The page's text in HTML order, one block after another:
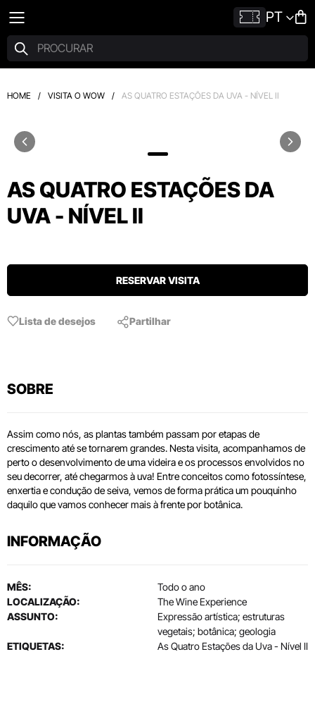
PT
HOME / VISITA O WOW / AS QUATRO ESTAÇÕES DA UVA - NÍVEL II
AS QUATRO ESTAÇÕES DA
UVA - NÍVEL II
RESERVAR VISITA
Lista de desejos Partilhar
SOBRE
Assim como nós, as plantas também passam por etapas de
crescimento até se tornarem grandes. Nesta visita, acompanhamos de
perto o desenvolvimento de uma videira e os processos envolvidos no
seu decorrer, até chegarmos à uva! Entre conceitos como fotossíntese,
enxertia e condução de seiva, vemos de forma prática um pouquinho
daquilo que vamos conhecer mais à frente por botânica.
INFORMAÇÃO
MÊS:
Todo o ano
LOCALIZAÇÃO:
The Wine Experience
ASSUNTO:
Expressão artística; estruturas
vegetais; botânica; geologia
ETIQUETAS:
As Quatro Estações da Uva - Nível II